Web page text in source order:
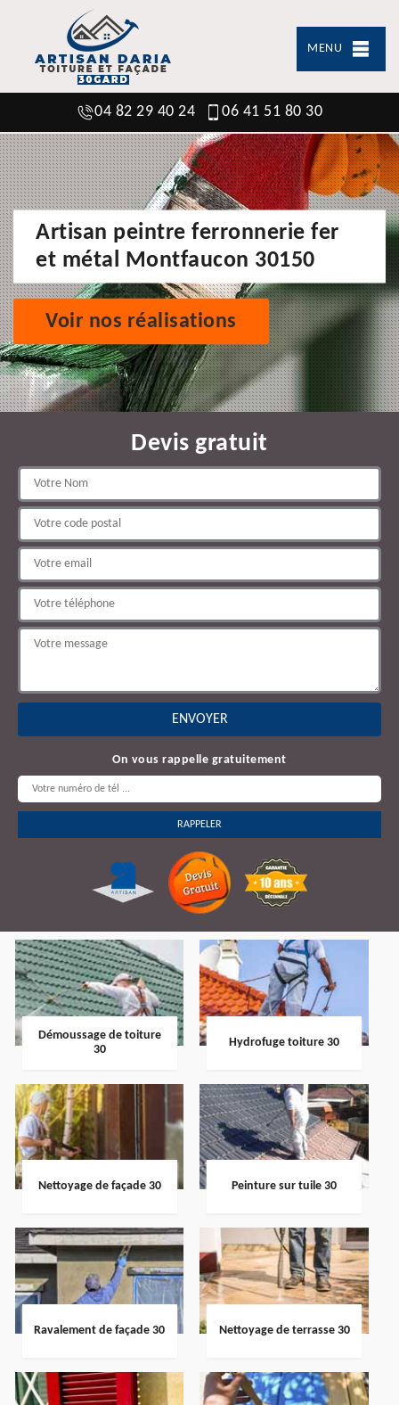
MENU
04 82 29 40 24 06 41 51 80 30
Artisan peintre ferronnerie fer
et métal Montfaucon 30150
Voir nos réalisations
Devis gratuit
On vous rappelle gratuitement
Démoussage de toiture
30
Hydrofuge toiture 30
Nettoyage de façade 30 Peinture sur tuile 30
Ravalement de façade 30 Nettoyage de terrasse 30